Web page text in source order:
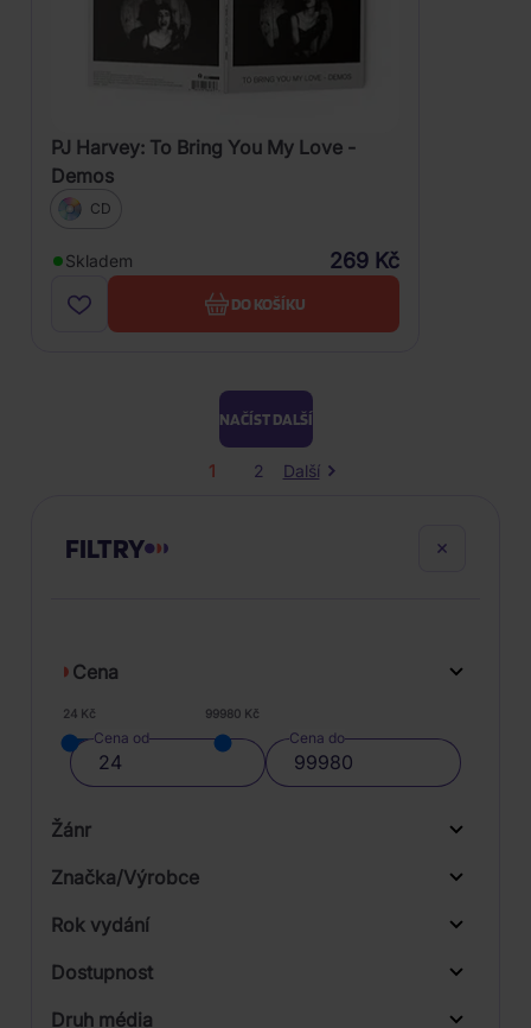
PJ Harvey: To Bring You My Love -
Demos
CD
Skladem 269 Kč
DO KOŠÍKU
NAČÍST DALŠÍ
1 2 Další
FILTRY
Cena
24 Kč 99980 Kč
Cena od Cena do
Žánr
Značka/Výrobce
Rok vydání
Od
Dostupnost
Druh média